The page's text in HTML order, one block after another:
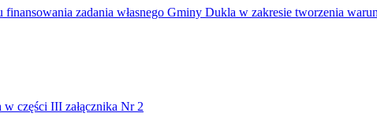
zadania własnego Gminy Dukla w zakresie tworzenia
części III załącznika Nr 2